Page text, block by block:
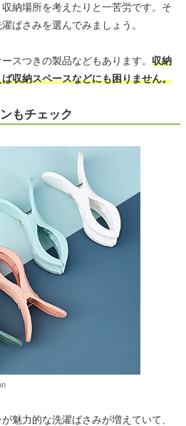
納場所を考えたりと一苦労です。そ
ばさみを選んでみましょう。
スつきの製品などもあります。 収納
収納スペースなどにも困りません。
もチェック
魅力的な洗濯ばさみが増えていて、